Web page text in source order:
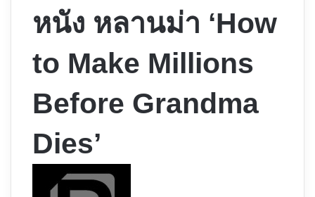
หนัง หลานม่า ‘How
to Make Millions
Before Grandma
Dies’